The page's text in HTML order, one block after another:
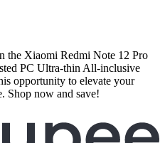
the Xiaomi Redmi Note 12 Pro
PC Ultra-thin All-inclusive
opportunity to elevate your
Shop now and save!